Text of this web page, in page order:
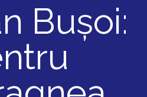
Bușoi: